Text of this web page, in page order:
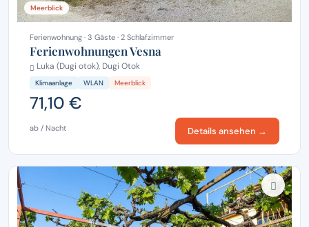
Meerblick
Ferienwohnung · 3 Gäste · 2 Schlafzimmer
Ferienwohnungen Vesna
Luka (Dugi otok), Dugi Otok
Klimaanlage WLAN Meerblick
71,10 €
ab / Nacht Details ansehen →